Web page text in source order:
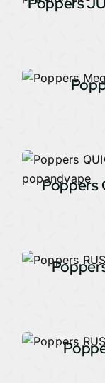
Poppers